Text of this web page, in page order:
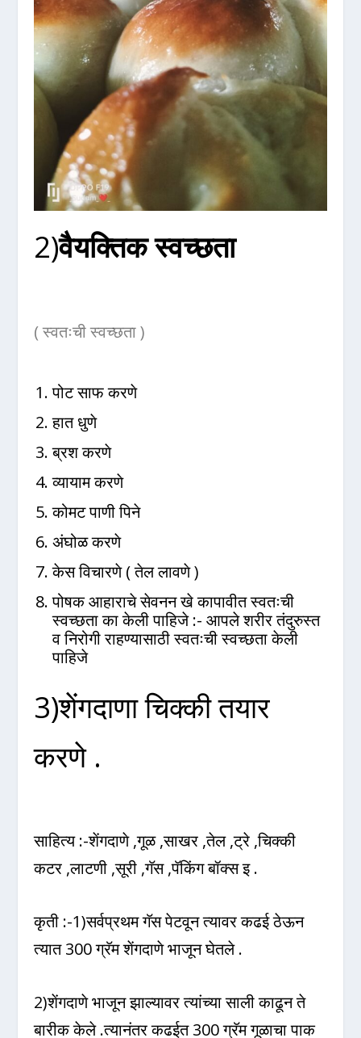
2)वैयक्तिक स्वच्छता
( स्वतःची स्वच्छता )
पोट साफ करणे
हात धुणे
ब्रश करणे
व्यायाम करणे
कोमट पाणी पिने
अंघोळ करणे
केस विचारणे ( तेल लावणे )
पोषक आहाराचे सेवनन खे कापावीत स्वतःची
स्वच्छता का केली पाहिजे :- आपले शरीर तंदुरुस्त
व निरोगी राहण्यासाठी स्वतःची स्वच्छता केली
पाहिजे
3)शेंगदाणा चिक्की तयार
करणे .
साहित्य :-शेंगदाणे ,गूळ ,साखर ,तेल ,ट्रे ,चिक्की
कटर ,लाटणी ,सूरी ,गॅस ,पॅकिंग बॉक्स इ .
कृती :-1)सर्वप्रथम गॅस पेटवून त्यावर कढई ठेऊन
त्यात 300 ग्रॅम शेंगदाणे भाजून घेतले .
2)शेंगदाणे भाजून झाल्यावर त्यांच्या साली काढून ते
बारीक केले .त्यानंतर कढईत 300 ग्रॅम गूळाचा पाक